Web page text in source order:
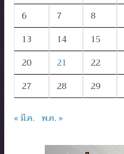
6
7 8
13
14 15
20
21 22
27
28 29
« มี.ค. พ.ค. »